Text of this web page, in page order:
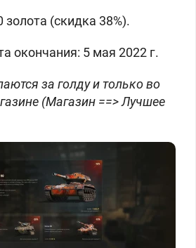
золота (скидка 38%).
окончания: 5 мая 2022 г.
за голду и только во
(Магазин ==> Лучшее